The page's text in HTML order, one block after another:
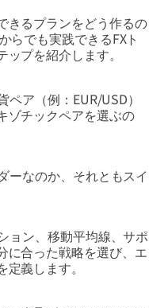
きるプランをどう作るの
らでも実践できるFXト
プを紹介します。
ア（例：EUR/USD）
ゾチックペアを選ぶの
ーなのか、それともスイ
ョン、移動平均線、サポ
に合った戦略を選び、エ
義します。